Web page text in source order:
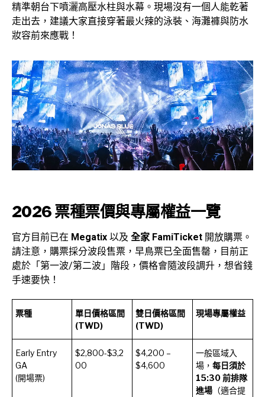
精準朝台下噴灑高壓水柱與水幕。現場沒有一個人能乾著
走出去，建議大家直接穿著最火辣的泳裝、海灘褲與防水
妝容前來應戰！
2026 票種票價與專屬權益一覽
官方目前已在 Megatix 以及 全家 FamiTicket 開放購票。
請注意，購票採分波段售票，早鳥票已全面售罄，目前正
處於「第一波/第二波」階段，價格會隨波段調升，想省錢
手速要快！
票種
單日價格區間
(TWD)
雙日價格區間
(TWD)
現場專屬權益
Early Entry
GA
(開場票)
$2,800-$3,2
00
$4,200 –
$4,600
一般區域入
場， 每日須於
15:30 前排隊
進場 （適合提